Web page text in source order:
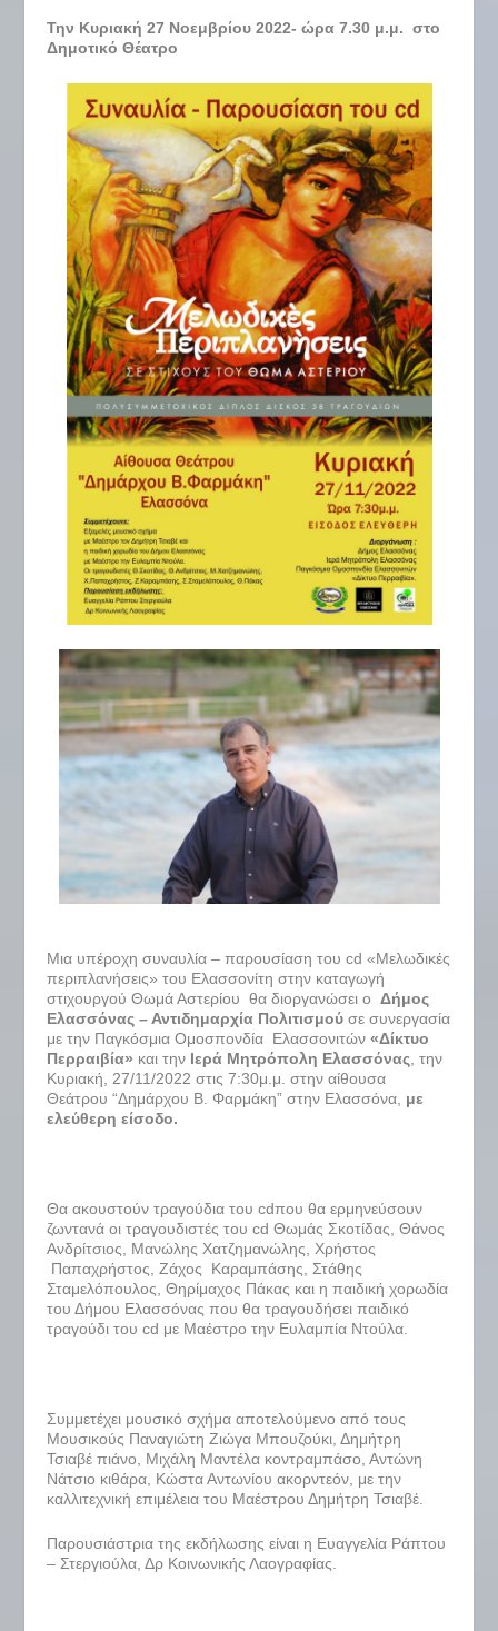
Την Κυριακή 27 Νοεμβρίου 2022- ώρα 7.30 μ.μ. στο
Δημοτικό Θέατρο
Μια υπέροχη συναυλία – παρουσίαση του cd «Μελωδικές
περιπλανήσεις» του Ελασσονίτη στην καταγωγή
στιχουργού Θωμά Αστερίου θα διοργανώσει οΔήμος
Ελασσόνας – Αντιδημαρχία Πολιτισμού σε συνεργασία
με την Παγκόσμια Ομοσπονδία Ελασσονιτών«Δίκτυο
Περραιβία» και την Ιερά Μητρόπολη Ελασσόνας , την
Κυριακή, 27/11/2022 στις 7:30μ.μ. στην αίθουσα
Θεάτρου “Δημάρχου Β. Φαρμάκη” στην Ελασσόνα, με
ελεύθερη είσοδο.
Θα ακουστούν τραγούδια του cdπου θα ερμηνεύσουν
ζωντανά οι τραγουδιστές του cd Θωμάς Σκοτίδας, Θάνος
Ανδρίτσιος, Μανώλης Χατζημανώλης, Χρήστος
Παπαχρήστος, Ζάχος Καραμπάσης, Στάθης
Σταμελόπουλος, Θηρίμαχος Πάκας και η παιδική χορωδία
του Δήμου Ελασσόνας που θα τραγουδήσει παιδικό
τραγούδι του cd με Μαέστρο την Ευλαμπία Ντούλα.
Συμμετέχει μουσικό σχήμα αποτελούμενο από τους
Μουσικούς Παναγιώτη Ζιώγα Μπουζούκι, Δημήτρη
Τσιαβέ πιάνο, Μιχάλη Μαντέλα κοντραμπάσο, Αντώνη
Νάτσιο κιθάρα, Κώστα Αντωνίου ακορντεόν, με την
καλλιτεχνική επιμέλεια του Μαέστρου Δημήτρη Τσιαβέ.
Παρουσιάστρια της εκδήλωσης είναι η Ευαγγελία Ράπτου
– Στεργιούλα, Δρ Κοινωνικής Λαογραφίας.